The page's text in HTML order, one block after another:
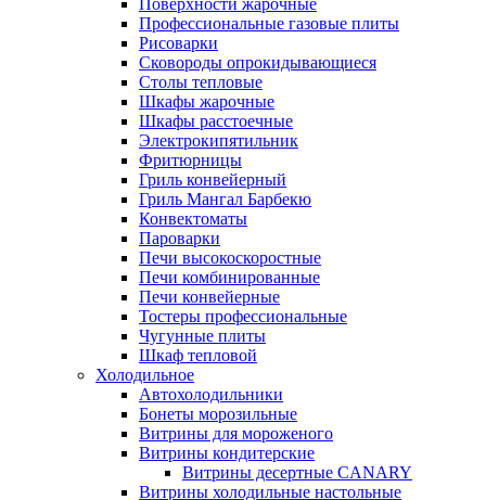
Поверхности жарочные
Профессиональные газовые плиты
Рисоварки
Сковороды опрокидывающиеся
Столы тепловые
Шкафы жарочные
Шкафы расстоечные
Электрокипятильник
Фритюрницы
Гриль конвейерный
Гриль Мангал Барбекю
Конвектоматы
Пароварки
Печи высокоскоростные
Печи комбинированные
Печи конвейерные
Тостеры профессиональные
Чугунные плиты
Шкаф тепловой
Холодильное
Автохолодильники
Бонеты морозильные
Витрины для мороженого
Витрины кондитерские
Витрины десертные CANARY
Витрины холодильные настольные